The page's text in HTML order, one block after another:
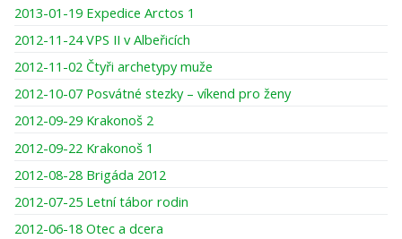
2013-01-19 Expedice Arctos 1
2012-11-24 VPS II v Albeřicích
2012-11-02 Čtyři archetypy muže
2012-10-07 Posvátné stezky – víkend pro ženy
2012-09-29 Krakonoš 2
2012-09-22 Krakonoš 1
2012-08-28 Brigáda 2012
2012-07-25 Letní tábor rodin
2012-06-18 Otec a dcera